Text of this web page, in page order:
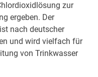
zur
ergeben. Der
nach deutscher
und wird vielfach für
von Trinkwasser